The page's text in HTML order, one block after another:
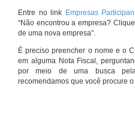
Entre no link Empresas
“Não encontrou a empresa?
de uma nova empresa”.
É preciso preencher o nome e o
em alguma Nota Fiscal,
por meio de uma busca
recomendamos que você procure